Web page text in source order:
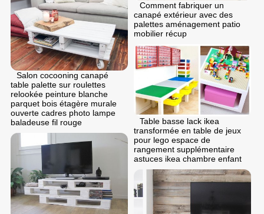
Comment fabriquer un
canapé extérieur avec des
palettes aménagement patio
mobilier récup
Salon cocooning canapé
table palette sur roulettes
relookée peinture blanche
parquet bois étagère murale
ouverte cadres photo lampe
baladeuse fil rouge
Table basse lack ikea
transformée en table de jeux
pour lego espace de
rangement supplémentaire
astuces ikea chambre enfant